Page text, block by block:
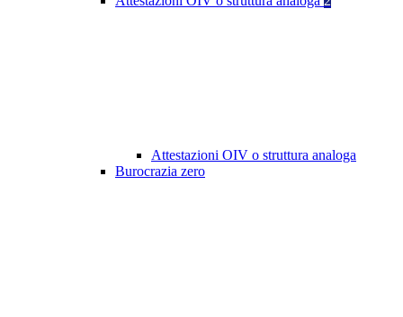
Attestazioni OIV o struttura analoga
Burocrazia zero